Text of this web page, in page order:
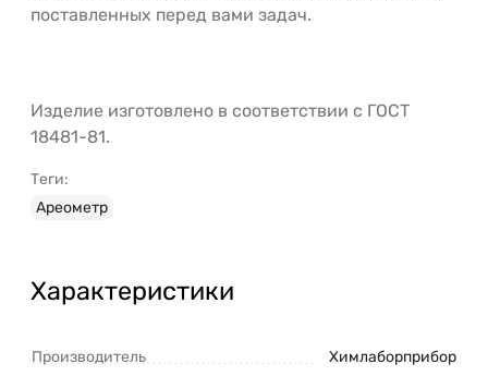
поставленных перед вами задач.
Изделие изготовлено в соответствии с ГОСТ
18481-81.
Теги:
Ареометр
Характеристики
Производитель Химлаборприбор